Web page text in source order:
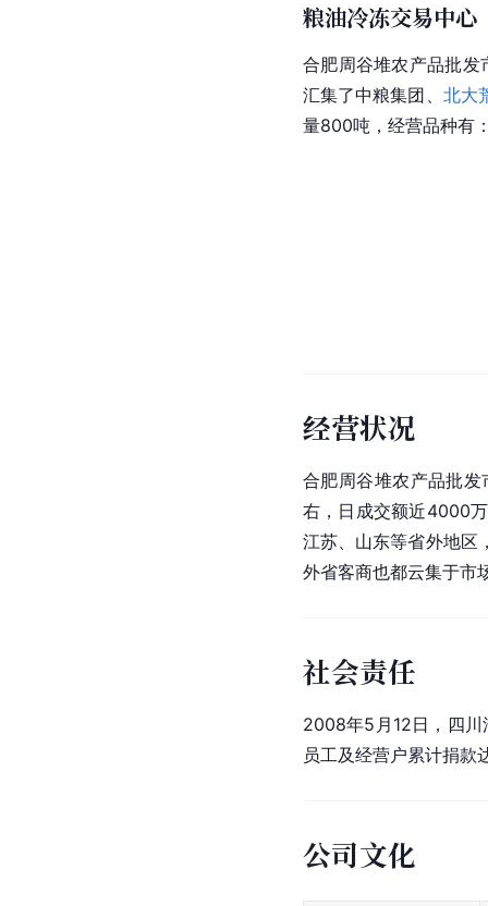
粮油冷冻交易中心
合肥周谷堆农产品批
汇集了中粮集团、 北大
量800吨，经营品种有
经营状况
合肥周谷堆农产品批
右，日成交额近4000
江苏、山东等省外地区
外省客商也都云集于市
社会责任
2008年5月12日，四川
员工及经营户累计捐
公司文化